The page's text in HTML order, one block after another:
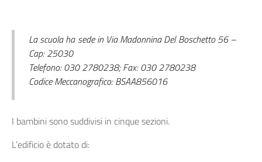
La scuola ha sede in Via Madonnina Del Boschetto 56 –
Cap: 25030
Telefono: 030 2780238; Fax: 030 2780238
Codice Meccanografico: BSAA856016
I bambini sono suddivisi in cinque sezioni.
L’edificio è dotato di: